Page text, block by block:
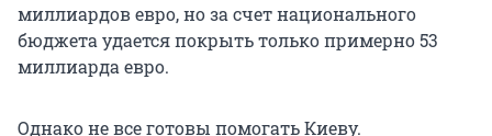
миллиардов евро, но за счет национального
бюджета удается покрыть только примерно 53
миллиарда евро.
Однако не все готовы помогать Киеву.